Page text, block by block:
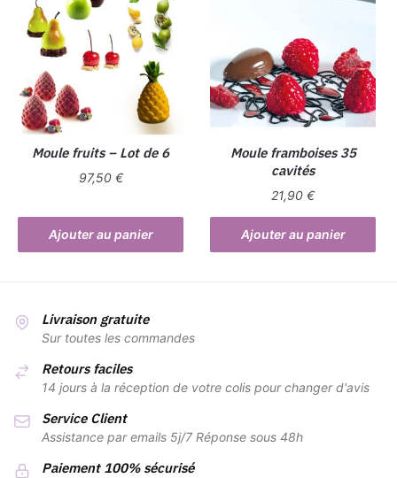
Moule fruits – Lot de 6
97,50 €
Ajouter au panier
Moule framboises 35
cavités
21,90€
Ajouter au panier
Livraison gratuite
Sur toutes les commandes
Retours faciles
14 jours à la réception de votre colis pour changer d'avis
Service Client
Assistance par emails 5j/7 Réponse sous 48h
Paiement 100% sécurisé